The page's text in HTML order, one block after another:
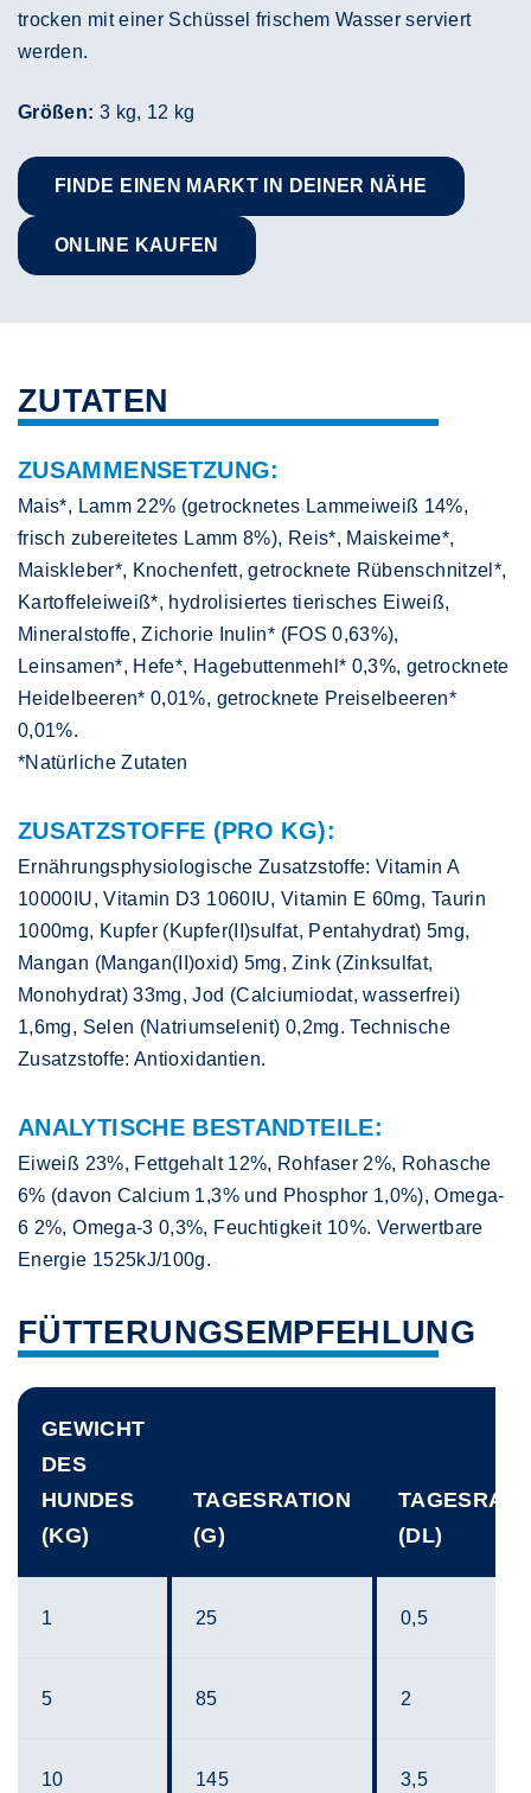
trocken mit einer Schüssel frischem Wasser serviert
werden.
Größen: 3 kg, 12 kg
FINDE EINEN MARKT IN DEINER NÄHE
ONLINE KAUFEN
ZUTATEN
ZUSAMMENSETZUNG:
Mais*, Lamm 22% (getrocknetes Lammeiweiß 14%,
frisch zubereitetes Lamm 8%), Reis*, Maiskeime*,
Maiskleber*, Knochenfett, getrocknete Rübenschnitzel*,
Kartoffeleiweiß*, hydrolisiertes tierisches Eiweiß,
Mineralstoffe, Zichorie Inulin* (FOS 0,63%),
Leinsamen*, Hefe*, Hagebuttenmehl* 0,3%, getrocknete
Heidelbeeren* 0,01%, getrocknete Preiselbeeren*
0,01%.
*Natürliche Zutaten
ZUSATZSTOFFE (PRO KG):
Ernährungsphysiologische Zusatzstoffe: Vitamin A
10000IU, Vitamin D3 1060IU, Vitamin E 60mg, Taurin
1000mg, Kupfer (Kupfer(II)sulfat, Pentahydrat) 5mg,
Mangan (Mangan(II)oxid) 5mg, Zink (Zinksulfat,
Monohydrat) 33mg, Jod (Calciumiodat, wasserfrei)
1,6mg, Selen (Natriumselenit) 0,2mg. Technische
Zusatzstoffe: Antioxidantien.
ANALYTISCHE BESTANDTEILE:
Eiweiß 23%, Fettgehalt 12%, Rohfaser 2%, Rohasche
6% (davon Calcium 1,3% und Phosphor 1,0%), Omega-
6 2%, Omega-3 0,3%, Feuchtigkeit 10%. Verwertbare
Energie 1525kJ/100g.
FÜTTERUNGSEMPFEHLUNG
GEWICHT
DES
HUNDES
(KG)
TAGESRATION
(G)
(DL)
1 25 0,5
5 85 2
10 145 3,5